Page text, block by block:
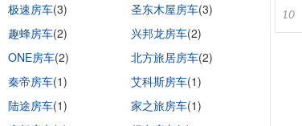
极速房车(3) 圣东木屋房车(3)
趣蜂房车(2) 兴邦龙房车(2)
ONE房车(2) 北方旅居房车(2)
秦帝房车(1) 艾科斯房车(1)
陆途房车(1) 家之旅房车(1)
10